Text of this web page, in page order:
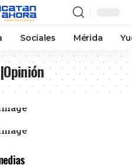
Sociales Mérida